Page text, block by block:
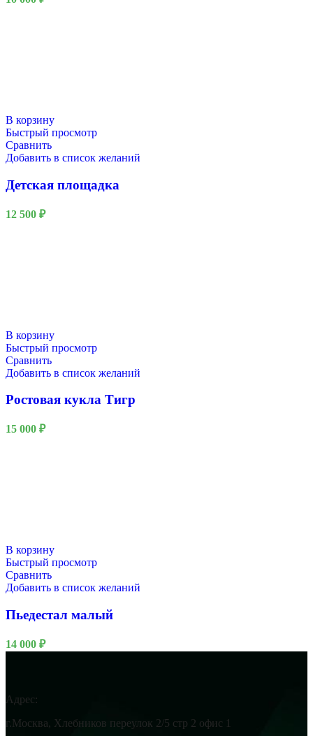
В корзину
Быстрый просмотр
Сравнить
Добавить в список желаний
Детская площадка
12 500 ₽
В корзину
Быстрый просмотр
Сравнить
Добавить в список желаний
Ростовая кукла Тигр
15 000 ₽
В корзину
Быстрый просмотр
Сравнить
Добавить в список желаний
Пьедестал малый
14 000 ₽
Адрес:
г.Москва, Хлебников переулок 2/5 стр 2 офис 1